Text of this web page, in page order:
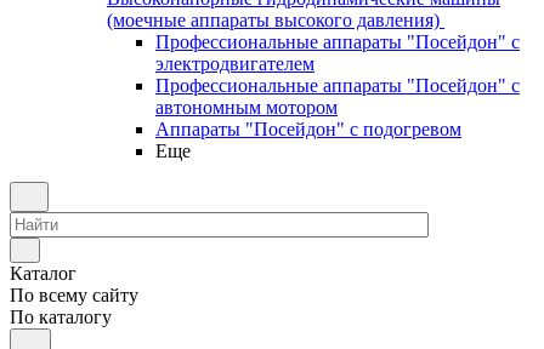
(моечные аппараты высокого давления)
Профессиональные аппараты "Посейдон" с
электродвигателем
Профессиональные аппараты "Посейдон" с
автономным мотором
Аппараты "Посейдон" с подогревом
Еще
Каталог
По всему сайту
По каталогу